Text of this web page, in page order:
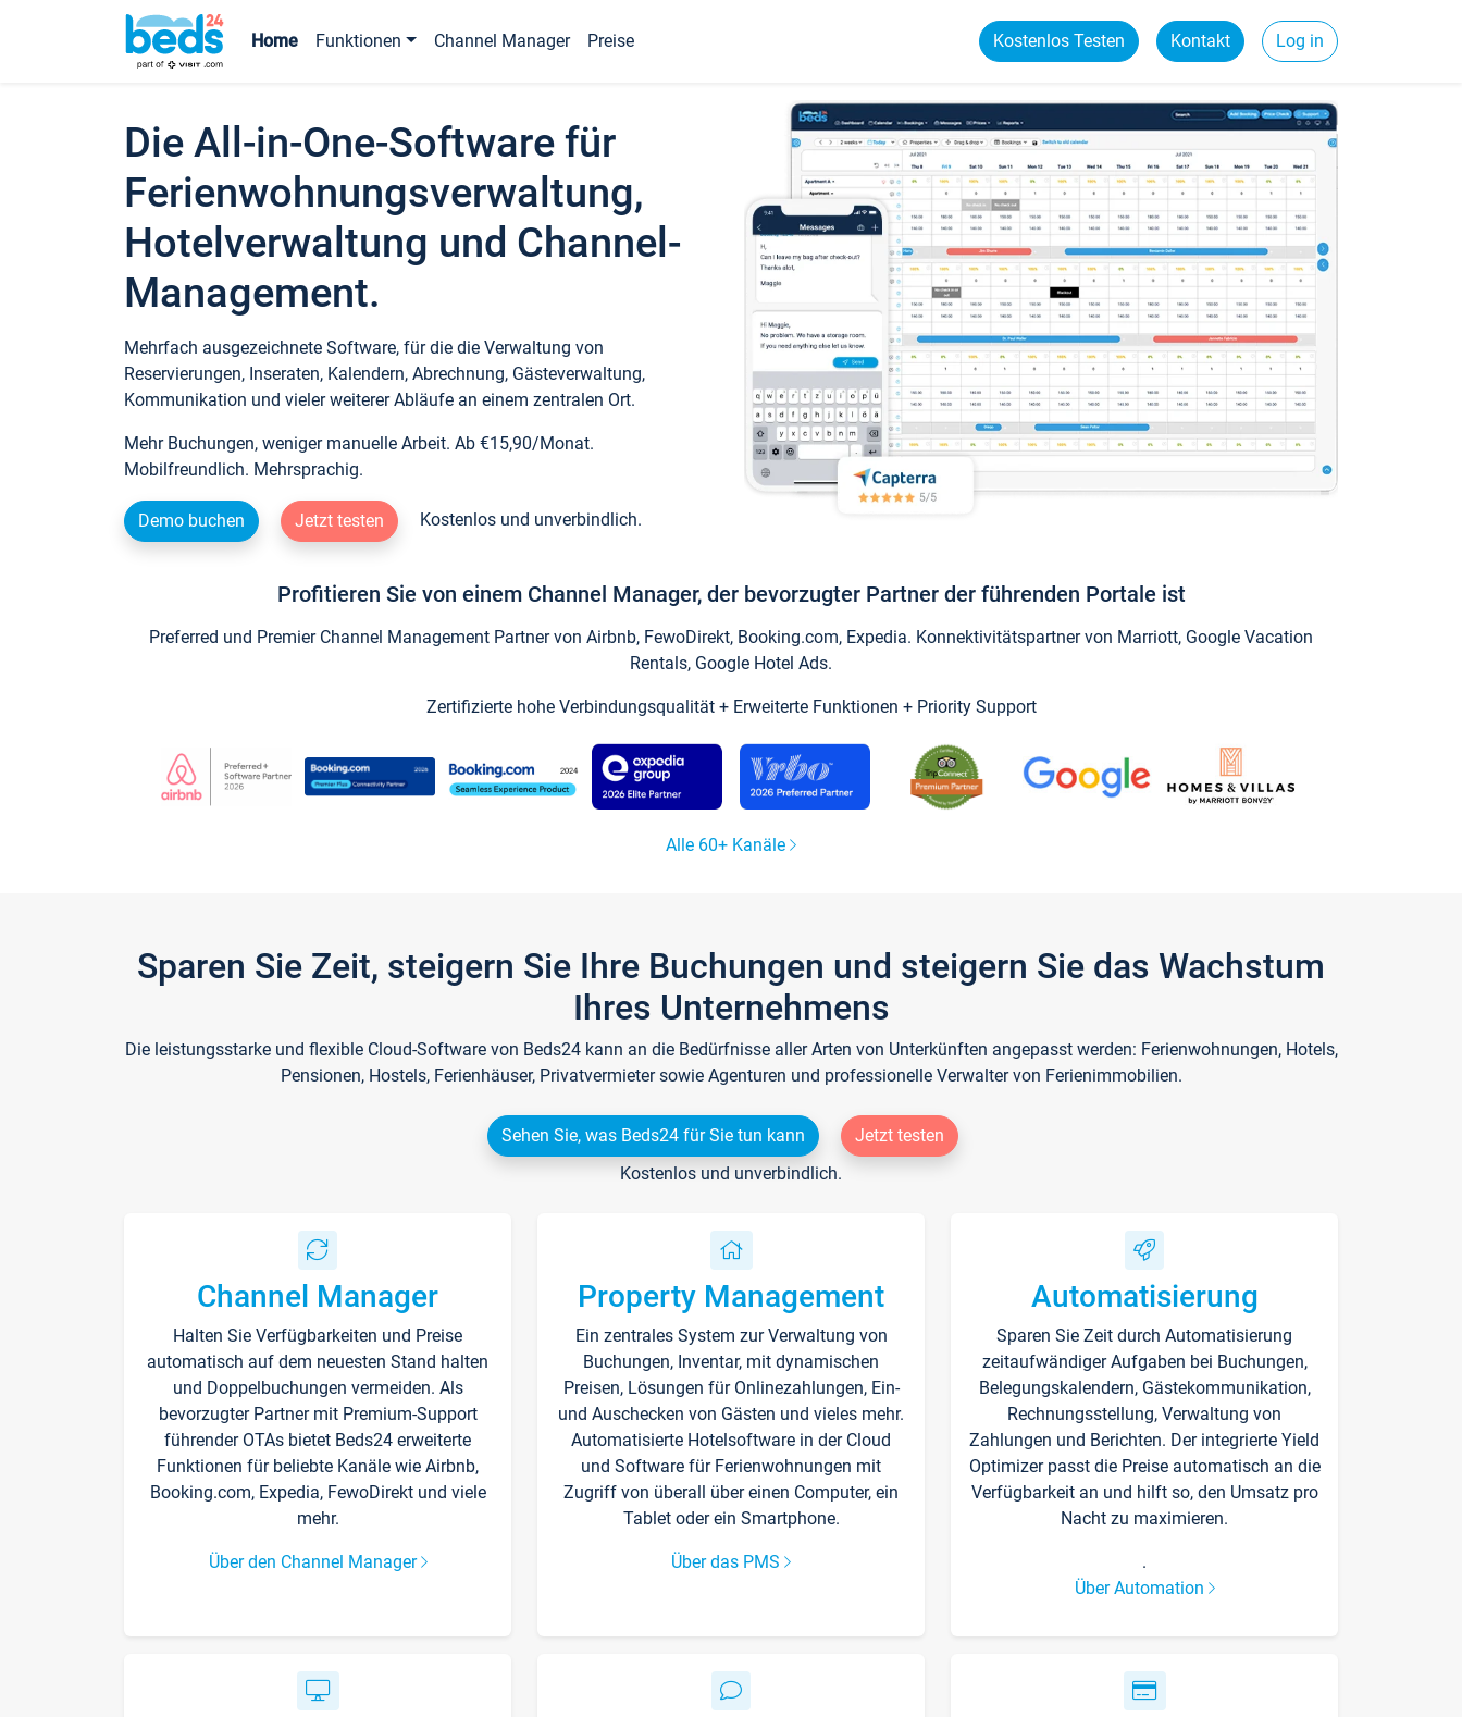
Home Funktionen Channel Manager Preise Kostenlos Testen Kontakt Log in
Die All-in-One-Software für
Ferienwohnungsverwaltung,
Hotelverwaltung und Channel-
Management.
Mehrfach ausgezeichnete Software, für die die Verwaltung von
Reservierungen, Inseraten, Kalendern, Abrechnung, Gästeverwaltung,
Kommunikation und vieler weiterer Abläufe an einem zentralen Ort.
Mehr Buchungen, weniger manuelle Arbeit. Ab €15,90/Monat.
Mobilfreundlich. Mehrsprachig.
Demo buchen Jetzt testen Kostenlos und unverbindlich.
Profitieren Sie von einem Channel Manager, der bevorzugter Partner der führenden Portale ist
Preferred und Premier Channel Management Partner von Airbnb, FewoDirekt, Booking.com, Expedia. Konnektivitätspartner von Marriott, Google Vacation
Rentals, Google Hotel Ads.
Zertifizierte hohe Verbindungsqualität + Erweiterte Funktionen + Priority Support
Alle 60+ Kanäle
Sparen Sie Zeit, steigern Sie Ihre Buchungen und steigern Sie das Wachstum
Ihres Unternehmens
Die leistungsstarke und flexible Cloud-Software von Beds24 kann an die Bedürfnisse aller Arten von Unterkünften angepasst werden: Ferienwohnungen, Hotels,
Pensionen, Hostels, Ferienhäuser, Privatvermieter sowie Agenturen und professionelle Verwalter von Ferienimmobilien.
Sehen Sie, was Beds24 für Sie tun kann
Jetzt testen
Kostenlos und unverbindlich.
Channel Manager
Halten Sie Verfügbarkeiten und Preise
automatisch auf dem neuesten Stand halten
und Doppelbuchungen vermeiden. Als
bevorzugter Partner mit Premium-Support
führender OTAs bietet Beds24 erweiterte
Funktionen für beliebte Kanäle wie Airbnb,
Booking.com, Expedia, FewoDirekt und viele
mehr.
Über den Channel Manager
Property Management
Ein zentrales System zur Verwaltung von
Buchungen, Inventar, mit dynamischen
Preisen, Lösungen für Onlinezahlungen, Ein-
und Auschecken von Gästen und vieles mehr.
Automatisierte Hotelsoftware in der Cloud
und Software für Ferienwohnungen mit
Zugriff von überall über einen Computer, ein
Tablet oder ein Smartphone.
Über das PMS
Automatisierung
Sparen Sie Zeit durch Automatisierung
zeitaufwändiger Aufgaben bei Buchungen,
Belegungskalendern, Gästekommunikation,
Rechnungsstellung, Verwaltung von
Zahlungen und Berichten. Der integrierte Yield
Optimizer passt die Preise automatisch an die
Verfügbarkeit an und hilft so, den Umsatz pro
Nacht zu maximieren.
.
Über Automation